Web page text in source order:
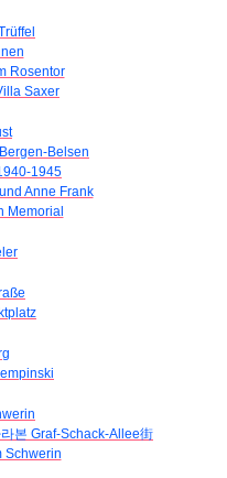
Rosentor
Saxer
Belsen
1945
Anne Frank
Memorial
본 Graf-Schack-Allee街
Schwerin